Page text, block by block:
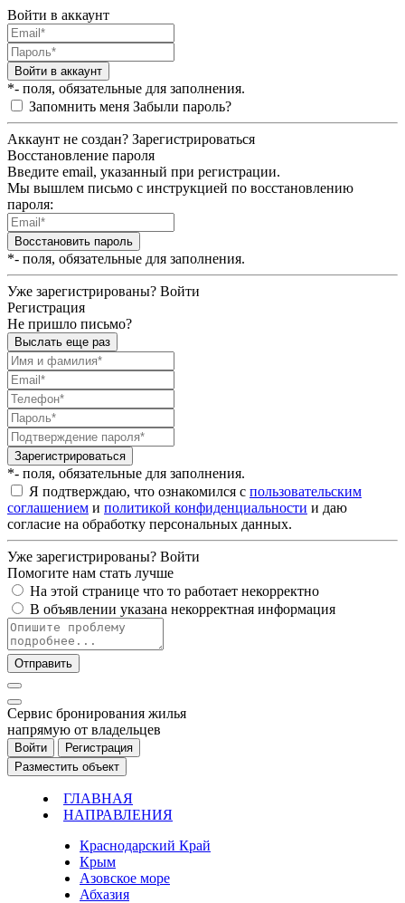
Войти в аккаунт
Войти в аккаунт
*- поля, обязательные для заполнения.
Запомнить меня Забыли пароль?
Аккаунт не создан? Зарегистрироваться
Восстановление пароля
Введите email, указанный при регистрации.
Мы вышлем письмо с инструкцией по восстановлению
пароля:
Восстановить пароль
*- поля, обязательные для заполнения.
Уже зарегистрированы? Войти
Регистрация
Не пришло письмо?
Выслать еще раз
Зарегистрироваться
*- поля, обязательные для заполнения.
Я подтверждаю, что ознакомился с пользовательским
соглашением и политикой конфиденциальности и даю
согласие на обработку персональных данных.
Уже зарегистрированы? Войти
Помогите нам стать лучше
На этой странице что то работает некорректно
В объявлении указана некорректная информация
Отправить
Cервис бронирования жилья
напрямую от владельцев
Войти
Регистрация
Разместить объект
ГЛАВНАЯ
НАПРАВЛЕНИЯ
Краснодарский Край
Крым
Азовское море
Абхазия